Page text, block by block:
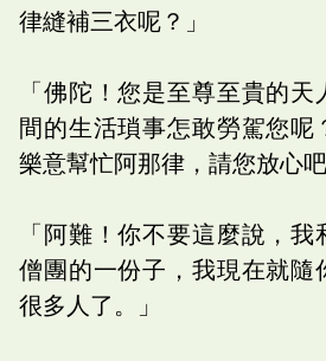
律縫補三衣呢？」
「佛陀！您是至尊至貴的
間的生活瑣事怎敢勞駕您呢
樂意幫忙阿那律，請您放心吧
「阿難！你不要這麼說，
僧團的一份子，我現在就隨
很多人了。」